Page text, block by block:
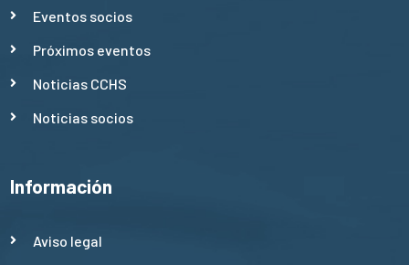
Eventos socios
Próximos eventos
Noticias CCHS
Noticias socios
Información
Aviso legal